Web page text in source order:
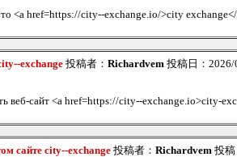
<a href=https://city--exchange.io/>city
exchange 投稿者： Richardvem 投稿日：
веб-сайт <a href=https://city--exchange.io>city-
сайте city--exchange投稿者： Richardvem 投